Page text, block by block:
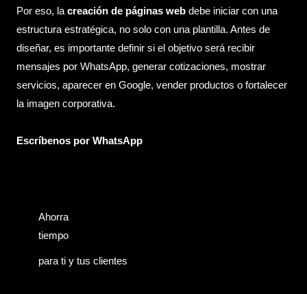
Por eso, la creación de páginas web debe iniciar con una
estructura estratégica, no solo con una plantilla. Antes de
diseñar, es importante definir si el objetivo será recibir
mensajes por WhatsApp, generar cotizaciones, mostrar
servicios, aparecer en Google, vender productos o fortalecer
la imagen corporativa.
Escríbenos por WhatsApp
Ahorra
tiempo
para ti y tus clientes